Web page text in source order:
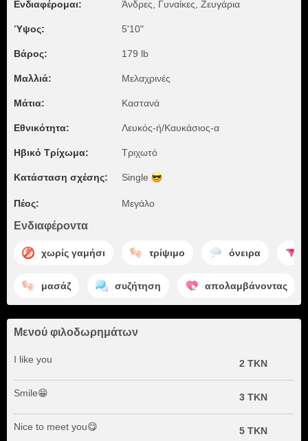
Ενδιαφέρομαι: Άνδρες, Γυναίκες, Zευγάρια
Ύψος: 5'10"
Βάρος: 179 lb
Μαλλιά: Μελαχρινές
Μάτια: Καστανά
Εθνικότητα: Λευκός-ή/Καυκάσιος-α
Ηβικό Τρίχωμα: Τριχωτό
Κατάσταση σχέσης: Single
Πέος: Μεγάλο
Ενδιαφέροντα
χωρίς γαμήσι τρίψιμο όνειρα
μασάζ συζήτηση απολαμβάνοντας
Μενού φιλοδωρημάτων
I like you 2 TKN
Smile😁 3 TKN
Nice to meet you😋 5 TKN